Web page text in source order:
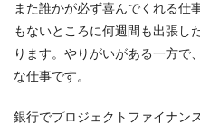
また誰かが必ず喜んでくれる仕
もないところに何週間も出張し
ります。やりがいがある一方で
な仕事です。
銀行でプロジェクトファイナン